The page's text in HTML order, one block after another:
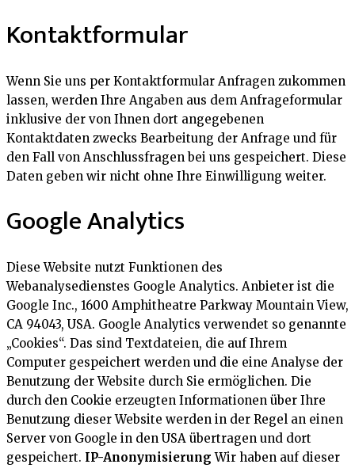
Kontaktformular
Wenn Sie uns per Kontaktformular Anfragen zukommen
lassen, werden Ihre Angaben aus dem Anfrageformular
inklusive der von Ihnen dort angegebenen
Kontaktdaten zwecks Bearbeitung der Anfrage und für
den Fall von Anschlussfragen bei uns gespeichert. Diese
Daten geben wir nicht ohne Ihre Einwilligung weiter.
Google Analytics
Diese Website nutzt Funktionen des
Webanalysedienstes Google Analytics. Anbieter ist die
Google Inc., 1600 Amphitheatre Parkway Mountain View,
CA 94043, USA. Google Analytics verwendet so genannte
„Cookies“. Das sind Textdateien, die auf Ihrem
Computer gespeichert werden und die eine Analyse der
Benutzung der Website durch Sie ermöglichen. Die
durch den Cookie erzeugten Informationen über Ihre
Benutzung dieser Website werden in der Regel an einen
Server von Google in den USA übertragen und dort
gespeichert. IP-Anonymisierung Wir haben auf dieser